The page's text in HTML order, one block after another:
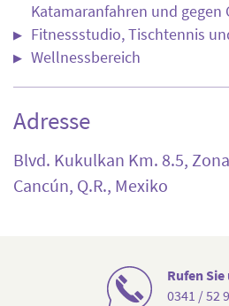
Katamaranfahren und gegen
Fitnessstudio, Tischtennis
Wellnessbereich
Adresse
Blvd. Kukulkan Km. 8.5,
Cancún, Q.R., Mexiko
Rufen Sie
0341 / 52